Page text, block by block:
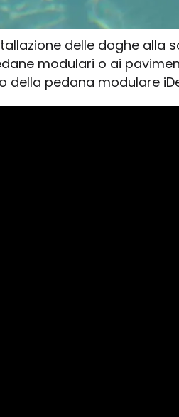
delle doghe
modulari o ai
pedana modulare